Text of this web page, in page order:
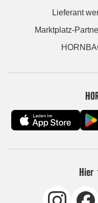
Lieferant
Marktplatz-
Hier